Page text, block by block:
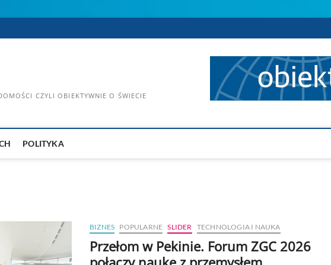
CZYLI OBIEKTYWNIE O ŚWIECIE
POLITYKA
BIZNES POPULARNE SLIDER TECHNOLOGIA I NAUKA
Przełom w Pekinie. Forum ZGC 2026